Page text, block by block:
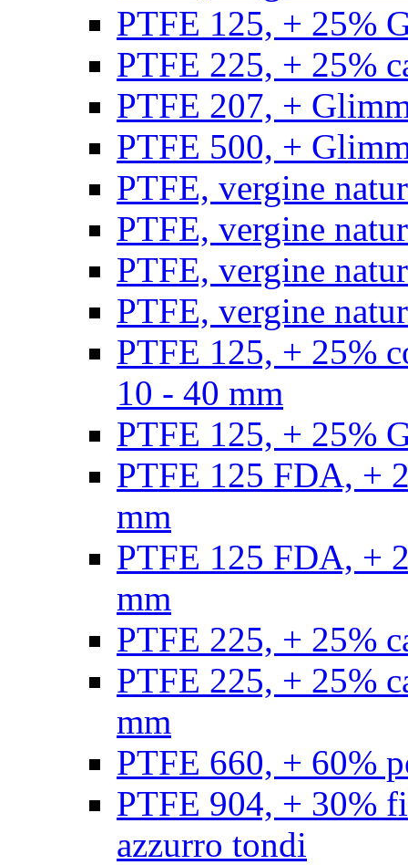
PTFE 125, + 25%
PTFE 225, + 25%
PTFE 207, +
PTFE 500, +
PTFE, vergine
PTFE, vergine
PTFE, vergine
PTFE, vergine
PTFE 125, + 25%
10 - 40 mm
PTFE 125, + 25%
PTFE 125 FDA, +
mm
PTFE 125 FDA, +
mm
PTFE 225, + 25%
PTFE 225, + 25%
mm
PTFE 660, + 60%
PTFE 904, + 30%
azzurro tondi